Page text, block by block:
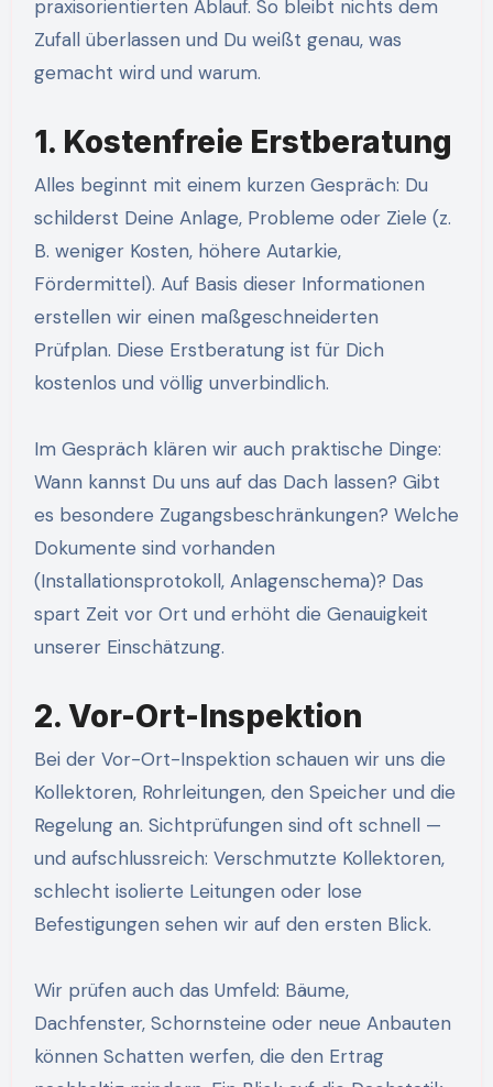
praxisorientierten Ablauf. So bleibt nichts dem
Zufall überlassen und Du weißt genau, was
gemacht wird und warum.
1. Kostenfreie Erstberatung
Alles beginnt mit einem kurzen Gespräch: Du
schilderst Deine Anlage, Probleme oder Ziele (z.
B. weniger Kosten, höhere Autarkie,
Fördermittel). Auf Basis dieser Informationen
erstellen wir einen maßgeschneiderten
Prüfplan. Diese Erstberatung ist für Dich
kostenlos und völlig unverbindlich.
Im Gespräch klären wir auch praktische Dinge:
Wann kannst Du uns auf das Dach lassen? Gibt
es besondere Zugangsbeschränkungen? Welche
Dokumente sind vorhanden
(Installationsprotokoll, Anlagenschema)? Das
spart Zeit vor Ort und erhöht die Genauigkeit
unserer Einschätzung.
2. Vor-Ort-Inspektion
Bei der Vor-Ort-Inspektion schauen wir uns die
Kollektoren, Rohrleitungen, den Speicher und die
Regelung an. Sichtprüfungen sind oft schnell —
und aufschlussreich: Verschmutzte Kollektoren,
schlecht isolierte Leitungen oder lose
Befestigungen sehen wir auf den ersten Blick.
Wir prüfen auch das Umfeld: Bäume,
Dachfenster, Schornsteine oder neue Anbauten
können Schatten werfen, die den Ertrag